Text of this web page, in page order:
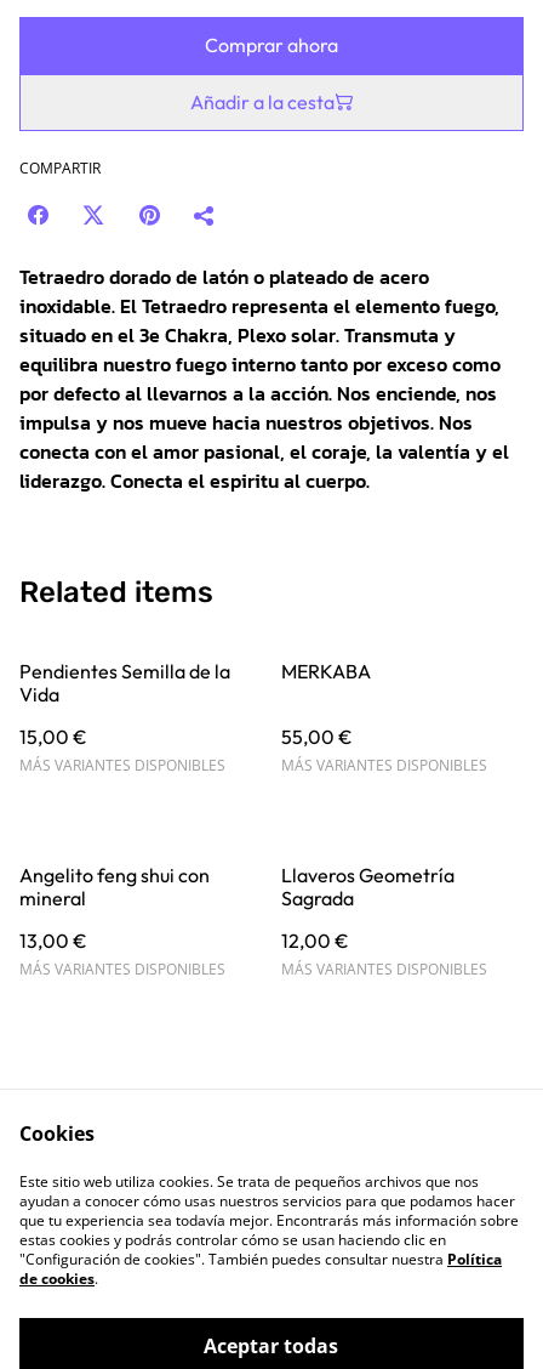
Comprar ahora
Añadir a la cesta
COMPARTIR
Tetraedro dorado de latón o plateado de acero
inoxidable. El Tetraedro representa el elemento fuego,
situado en el 3e Chakra, Plexo solar. Transmuta y
equilibra nuestro fuego interno tanto por exceso como
por defecto al llevarnos a la acción. Nos enciende, nos
impulsa y nos mueve hacia nuestros objetivos. Nos
conecta con el amor pasional, el coraje, la valentía y el
liderazgo. Conecta el espiritu al cuerpo.
Related items
Pendientes Semilla de la
Vida
15,00 €
MÁS VARIANTES DISPONIBLES
MERKABA
55,00 €
MÁS VARIANTES DISPONIBLES
Angelito feng shui con
mineral
13,00 €
MÁS VARIANTES DISPONIBLES
Llaveros Geometría
Sagrada
12,00 €
MÁS VARIANTES DISPONIBLES
Condiciones
Política de Privacidad
Política de cookies
Cookies
Este sitio web utiliza cookies. Se trata de pequeños archivos que nos
ayudan a conocer cómo usas nuestros servicios para que podamos hacer
que tu experiencia sea todavía mejor. Encontrarás más información sobre
estas cookies y podrás controlar cómo se usan haciendo clic en
"Configuración de cookies". También puedes consultar nuestra Política
de cookies.
Aceptar todas